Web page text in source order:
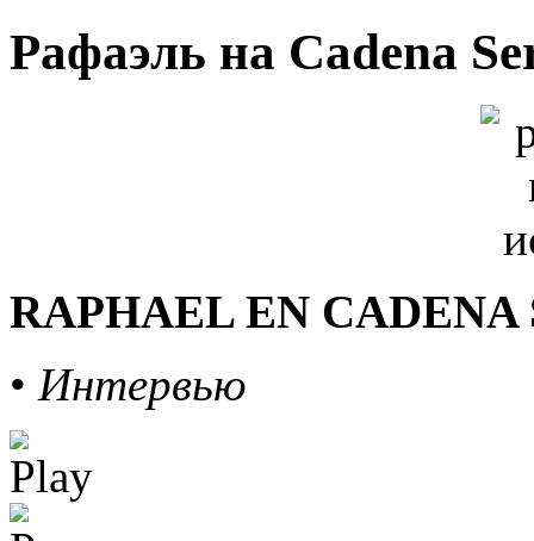
Рафаэль на Cadena
RAPHAEL EN CADENA
• Интервью